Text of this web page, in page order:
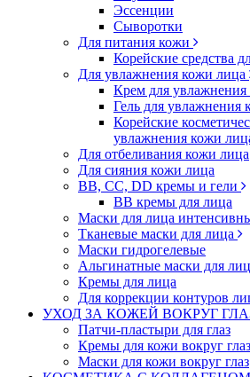
Эссенции
Сыворотки
Для питания кожи
Корейские средства
Для увлажнения кожи лица
Крем для
Гель для увлажнения
Корейские
увлажнения кожи
Для отбеливания кожи лица
Для сияния кожи лица
BB, CC, DD кремы и гели
BB кремы для лица
Маски для лица
Тканевые маски для лица
Маски гидрогелевые
Альгинатные маски для
Кремы для лица
Для коррекции контуров
УХОД ЗА КОЖЕЙ ВОКРУГ
Патчи-пластыри для глаз
Кремы для кожи вокруг глаз
Маски для кожи вокруг глаз